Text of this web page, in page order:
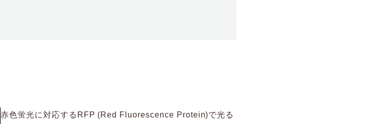
赤色蛍光に対応するRFP (Red Fluorescence Protein)で光る